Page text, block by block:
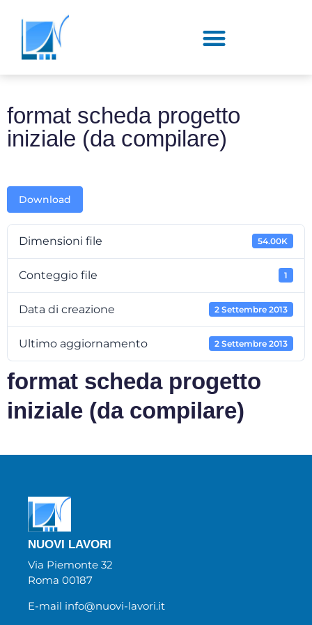
format scheda progetto
iniziale (da compilare)
Download
Dimensioni file 54.00K
Conteggio file 1
Data di creazione 2 Settembre 2013
Ultimo aggiornamento 2 Settembre 2013
format scheda progetto
iniziale (da compilare)
NUOVI LAVORI
Via Piemonte 32
Roma 00187
E-mail info@nuovi-lavori.it